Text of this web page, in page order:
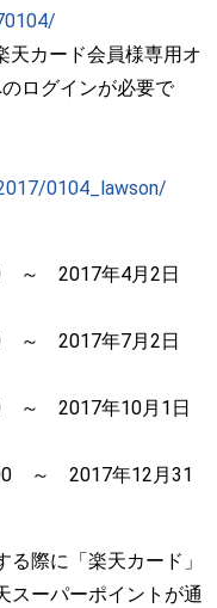
天カード会員様専用オ
ログインが必要で
0104_lawson/
～ 2017年4月2日
～ 2017年7月2日
～ 2017年10月1日
～ 2017年12月31
際に「楽天カード」
スーパーポイントが通